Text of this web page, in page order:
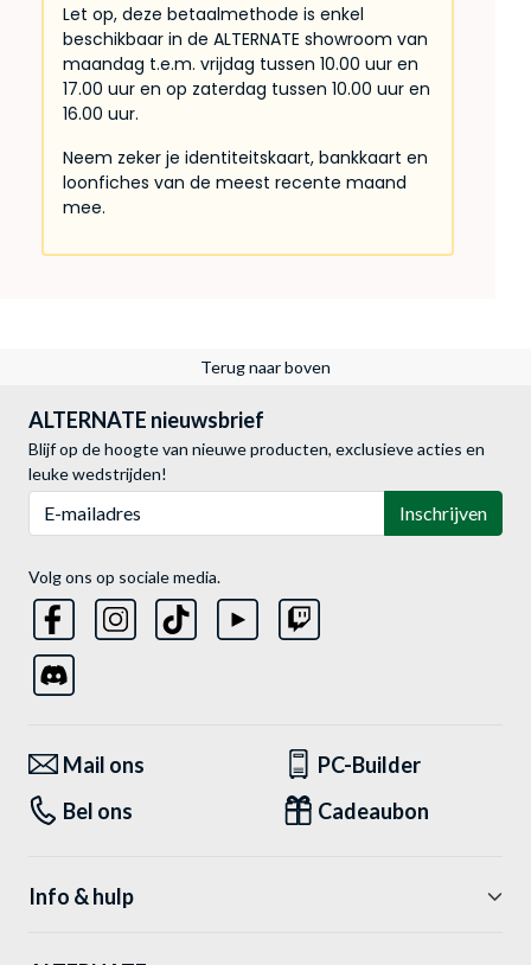
Let op, deze betaalmethode is enkel
beschikbaar in de ALTERNATE showroom van
maandag t.e.m. vrijdag tussen 10.00 uur en
17.00 uur en op zaterdag tussen 10.00 uur en
16.00 uur.
Neem zeker je identiteitskaart, bankkaart en
loonfiches van de meest recente maand
mee.
Terug naar boven
ALTERNATE nieuwsbrief
Blijf op de hoogte van nieuwe producten, exclusieve acties en
leuke wedstrijden!
Inschrijven
Volg ons op sociale media.
Mail ons
PC-Builder
Bel ons
Cadeaubon
Info & hulp